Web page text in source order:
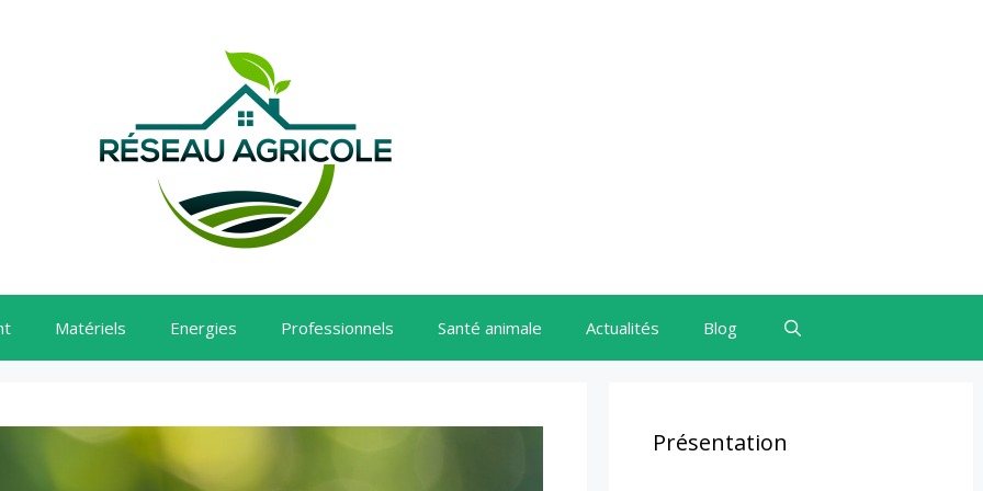
Matériels Energies Professionnels Santé animale Actualités Blog
Présentation